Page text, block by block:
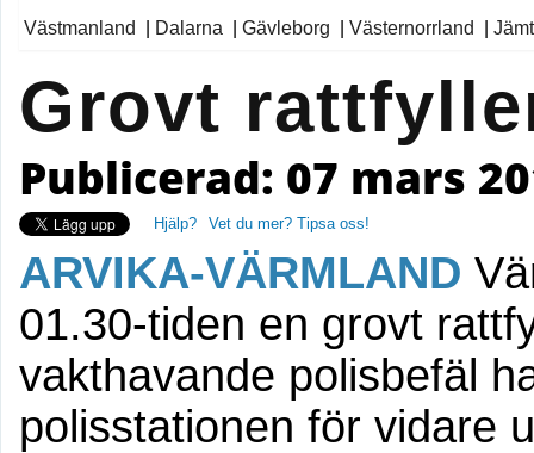
Västmanland
Dalarna Gävleborg Västernorrland
Grovt
Publicerad: 07 mars
Hjälp? Vet du mer? Tipsa oss!
ARVIKA-VÄRMLAND
01.30-tiden en grovt
vakthavande polisbefäl
polisstationen för vidare